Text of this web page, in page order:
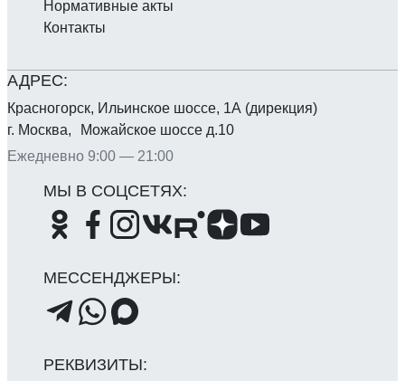
Красногорск, Ильинское шоссе, 1А (дирекция)
г. Москва, Можайское шоссе д.10
Ежедневно 9:00 — 21:00
Нормативные акты
Контакты